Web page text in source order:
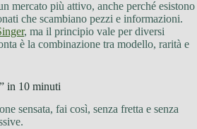
mercato più attivo, anche perché esistono
che scambiano pezzi e informazioni.
, ma il principio vale per diversi
è la combinazione tra modello, rarità e
in 10 minuti
sensata, fai così, senza fretta e senza